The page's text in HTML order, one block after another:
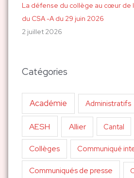
La défense du collège au cœur de
du CSA -A du 29 juin 2026
2 juillet 2026
Catégories
Académie Administratifs
AESH Allier Cantal
Collèges Communiqué
Communiqués de presse